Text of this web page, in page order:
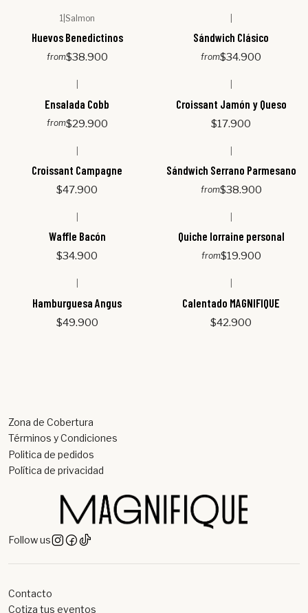
1 Salmon
Huevos Benedictinos
from$38.900
Sándwich Clásico
from$34.900
Ensalada Cobb
from$29.900
Croissant Jamón y Queso
$17.900
Croissant Campagne
$47.900
Sándwich Serrano Parmesano
from$38.900
Waffle Bacón
$34.900
Quiche lorraine personal
from$19.900
Hamburguesa Angus
$49.900
Calentado MAGNIFIQUE
$42.900
Zona de Cobertura
Términos y Condiciones
Politica de pedidos
Política de privacidad
Follow us
Contacto
Cotiza tus eventos